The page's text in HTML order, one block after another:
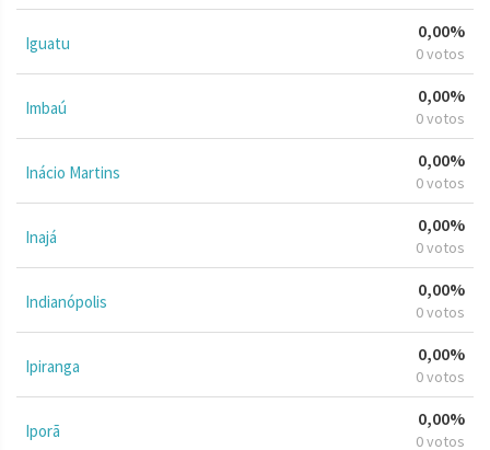
Iguatu
0,00%
0 votos
Imbaú
0,00%
0 votos
Inácio Martins
0,00%
0 votos
Inajá
0,00%
0 votos
Indianópolis
0,00%
0 votos
Ipiranga
0,00%
0 votos
Iporã
0,00%
0 votos